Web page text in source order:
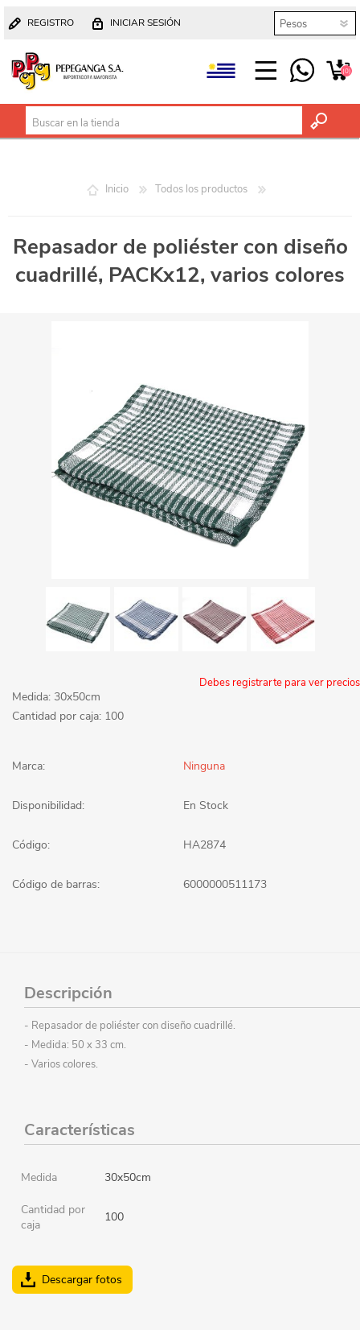
REGISTRO INICIAR SESIÓN
(0)
Inicio Todos los productos
Repasador de poliéster con diseño
cuadrillé, PACKx12, varios colores
Debes registrarte para ver precios
Medida: 30x50cm
Cantidad por caja: 100
Marca: Ninguna
Disponibilidad: En Stock
Código: HA2874
Código de barras: 6000000511173
Descripción
- Repasador de poliéster con diseño cuadrillé.
- Medida: 50 x 33 cm.
- Varios colores.
Características
Medida 30x50cm
Cantidad por
caja
100
Descargar fotos